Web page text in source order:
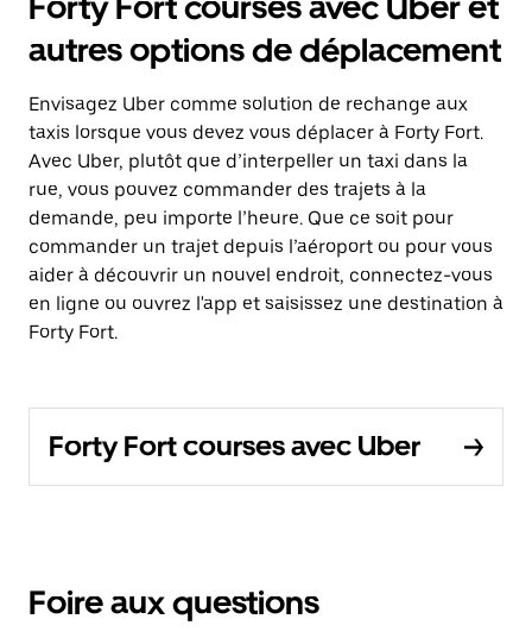
autres options de déplacement
Envisagez Uber comme solution de rechange aux
taxis lorsque vous devez vous déplacer à Forty Fort.
Avec Uber, plutôt que d’interpeller un taxi dans la
rue, vous pouvez commander des trajets à la
demande, peu importe l’heure. Que ce soit pour
commander un trajet depuis l’aéroport ou pour vous
aider à découvrir un nouvel endroit, connectez-vous
en ligne ou ouvrez l'app et saisissez une destination à
Forty Fort.
Forty Fort courses avec Uber
Foire aux questions